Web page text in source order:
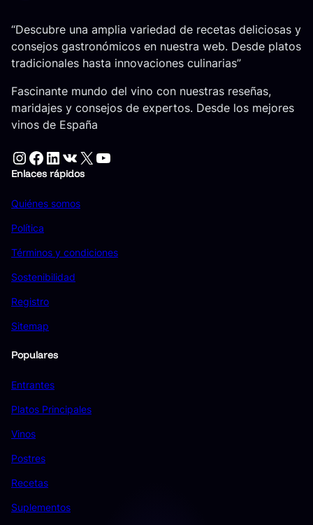
“Descubre una amplia variedad de recetas deliciosas y
consejos gastronómicos en nuestra web. Desde platos
tradicionales hasta innovaciones culinarias”
Fascinante mundo del vino con nuestras reseñas,
maridajes y consejos de expertos. Desde los mejores
vinos de España
Instagram Facebook LinkedIn VK X YouTube
Enlaces rápidos
Quiénes somos
Política
Términos y condiciones
Sostenibilidad
Registro
Sitemap
Populares
Entrantes
Platos Principales
Vinos
Postres
Recetas
Suplementos